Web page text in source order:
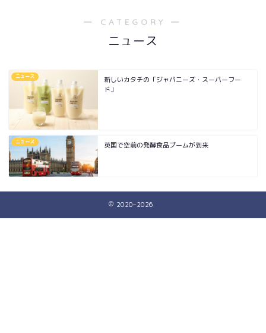
― CATEGORY ―
ニュース
ニュース
新しいカタチの「ジャパニーズ・スーパーフー
ド」
ニュース 英国で空前の発酵食品ブームが到来
2020–2026